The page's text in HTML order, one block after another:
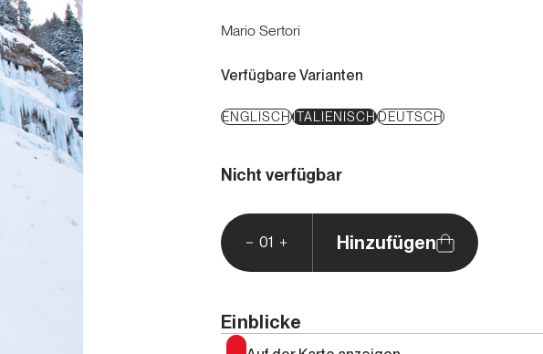
Mario Sertori
Verfügbare Varianten
ENGLISCHITALIENISCHDEUTSCH
Nicht verfügbar
01 Hinzufügen
Einblicke